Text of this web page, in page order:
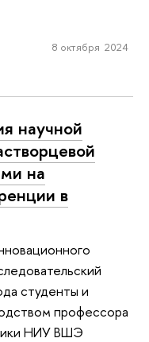
8 октября 2024
научной
на
в
студенты и
профессора
НИУ ВШЭ